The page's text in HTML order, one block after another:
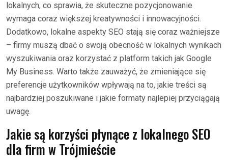
lokalnych, co sprawia, że skuteczne pozycjonowanie
wymaga coraz większej kreatywności i innowacyjności.
Dodatkowo, lokalne aspekty SEO stają się coraz ważniejsze
– firmy muszą dbać o swoją obecność w lokalnych wynikach
wyszukiwania oraz korzystać z platform takich jak Google
My Business. Warto także zauważyć, że zmieniające się
preferencje użytkowników wpływają na to, jakie treści są
najbardziej poszukiwane i jakie formaty najlepiej przyciągają
uwagę.
Jakie są korzyści płynące z lokalnego SEO
dla firm w Trójmieście